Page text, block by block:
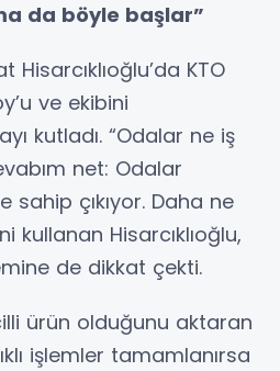
da böyle başlar”
Hisarcıklıoğlu’da KTO
ve ekibini
kutladı. “Odalar ne iş
net: Odalar
sahip çıkıyor. Daha ne
kullanan Hisarcıklıoğlu,
de dikkat çekti.
ürün olduğunu aktaran
işlemler tamamlanırsa